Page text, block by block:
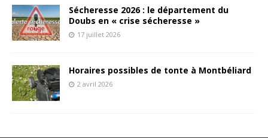
Sécheresse 2026 : le département du
Doubs en « crise sécheresse »
17 juillet 2026
Horaires possibles de tonte à Montbéliard
2 avril 2026